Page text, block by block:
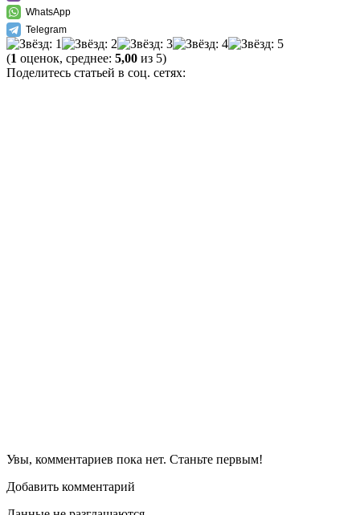
WhatsApp
Telegram
(1 оценок, среднее: 5,00 из 5)
Поделитесь статьей в соц. сетях:
Увы, комментариев пока нет. Станьте первым!
Добавить комментарий